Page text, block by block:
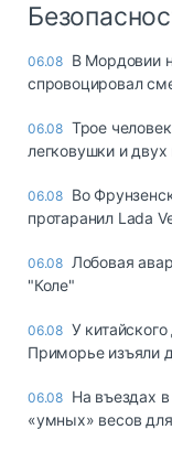
06.08 В Мордовии
спровоцировал
06.08 Трое
легковушки и
06.08 Во
протаранил Lada
06.08 Лобовая
"Коле"
06.08 У
Приморье изъяли
06.08 Ha въeздax
«yмныx» вecoв